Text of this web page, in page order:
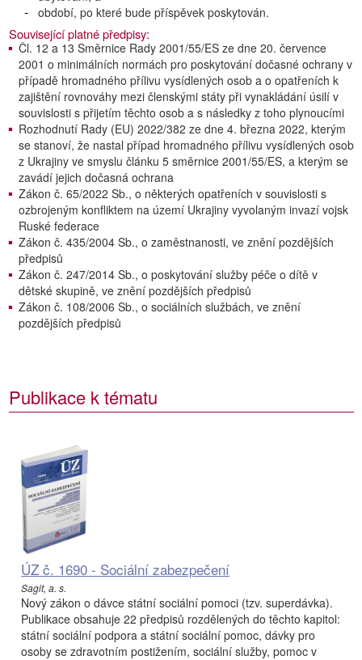
období, po které bude příspěvek poskytován.
Související platné předpisy:
Čl. 12 a 13 Směrnice Rady 2001/55/ES ze dne 20. července
2001 o minimálních normách pro poskytování dočasné ochrany v
případě hromadného přílivu vysídlených osob a o opatřeních k
zajištění rovnováhy mezi členskými státy při vynakládání úsilí v
souvislosti s přijetím těchto osob a s následky z toho plynoucími
Rozhodnutí Rady (EU) 2022/382 ze dne 4. března 2022, kterým
se stanoví, že nastal případ hromadného přílivu vysídlených osob
z Ukrajiny ve smyslu článku 5 směrnice 2001/55/ES, a kterým se
zavádí jejich dočasná ochrana
Zákon č. 65/2022 Sb., o některých opatřeních v souvislosti s
ozbrojeným konfliktem na území Ukrajiny vyvolaným invazí vojsk
Ruské federace
Zákon č. 435/2004 Sb., o zaměstnanosti, ve znění pozdějších
předpisů
Zákon č. 247/2014 Sb., o poskytování služby péče o dítě v
dětské skupině, ve znění pozdějších předpisů
Zákon č. 108/2006 Sb., o sociálních službách, ve znění
pozdějších předpisů
Publikace k tématu
ÚZ č. 1690 - Sociální zabezpečení
Sagit, a. s.
Nový zákon o dávce státní sociální pomoci (tzv. superdávka).
Publikace obsahuje 22 předpisů rozdělených do těchto kapitol:
státní sociální podpora a státní sociální pomoc, dávky pro
osoby se zdravotním postižením, sociální služby, pomoc v